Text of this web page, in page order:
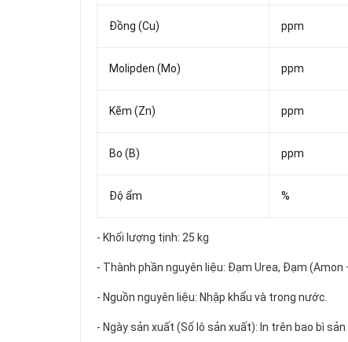
Đồng (Cu) ppm
Molipden (Mo) ppm
Kẽm (Zn) ppm
Bo (B) ppm
Độ ẩm %
- Khối lượng tịnh: 25 kg
- Thành phần nguyên liệu: Đạm Urea, Đạm (Amon
- Nguồn nguyên liệu: Nhập khẩu và trong nước.
- Ngày sản xuất (Số lô sản xuất): In trên bao bì sản